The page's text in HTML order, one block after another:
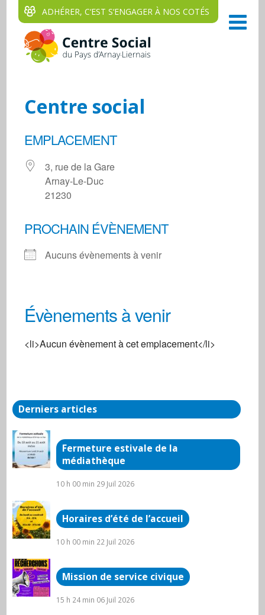
ADHÉRER, C‘EST S‘ENGAGER À NOS COTÉS
Centre social
EMPLACEMENT
3, rue de la Gare
Arnay-Le-Duc
21230
PROCHAIN ÉVÈNEMENT
Aucuns évènements à venir
3, rue de la Gare - Arnay-Le-Duc
Évènements à venir
<li>Aucun évènement à cet emplacement</li>
Derniers articles
Fermeture estivale de la
médiathèque
10 h 00 min 29 Juil 2026
Horaires d’été de l’accueil
10 h 00 min 22 Juil 2026
Mission de service civique
15 h 24 min 06 Juil 2026